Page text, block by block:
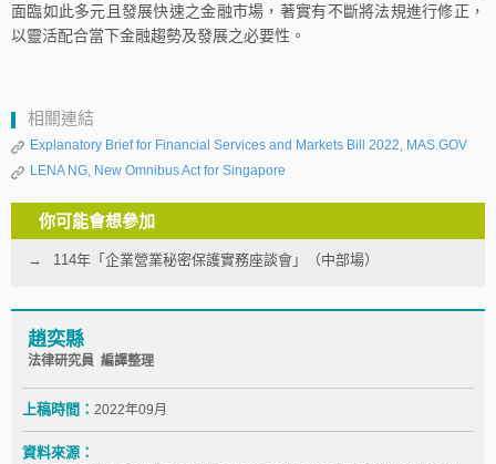
面臨如此多元且發展快速之金融市場，著實有不斷將法規進行修正，
以靈活配合當下金融趨勢及發展之必要性。
相關連結
Explanatory Brief for Financial Services and Markets Bill 2022, MAS.GOV
LENA NG, New Omnibus Act for Singapore
你可能會想參加
114年「企業營業秘密保護實務座談會」（中部場）
趙奕縣
法律研究員 編譯整理
上稿時間： 2022年09月
資料來源：